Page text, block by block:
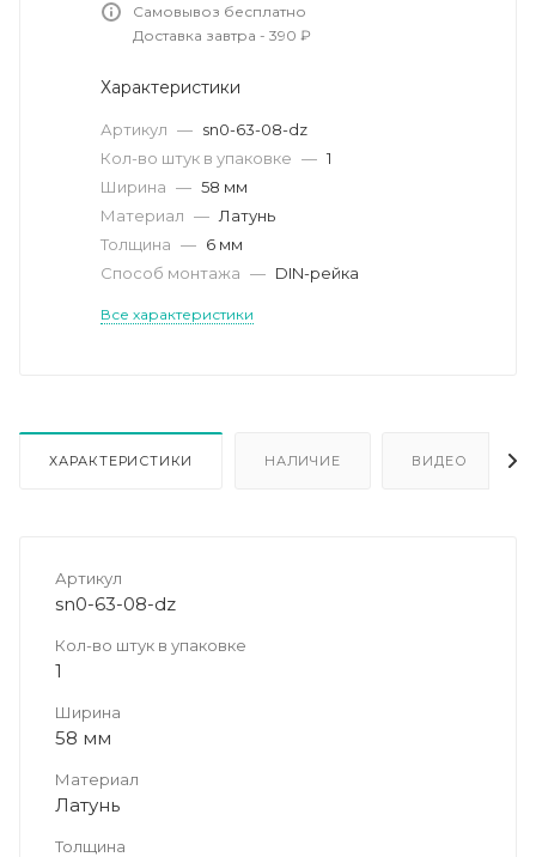
Самовывоз бесплатно
Доставка завтра - 390 ₽
Характеристики
Артикул — sn0-63-08-dz
Кол-во штук в упаковке — 1
Ширина — 58 мм
Материал — Латунь
Толщина — 6 мм
Способ монтажа — DIN-рейка
Все характеристики
ХАРАКТЕРИСТИКИ НАЛИЧИЕ ВИДЕО
Артикул
sn0-63-08-dz
Кол-во штук в упаковке
1
Ширина
58 мм
Материал
Латунь
Толщина